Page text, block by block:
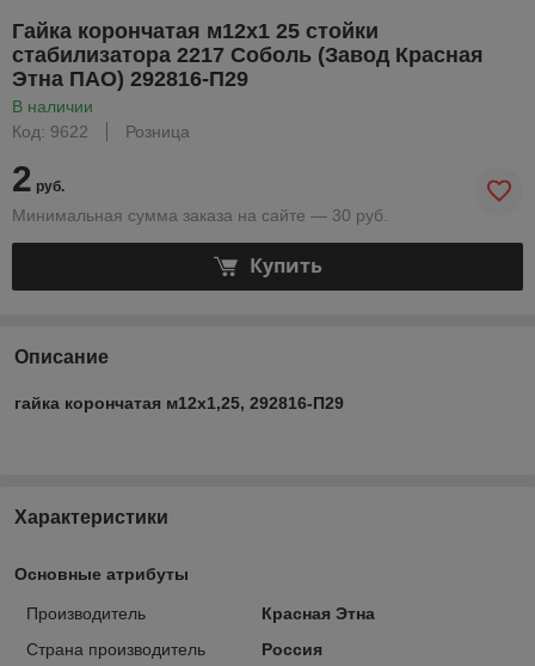
Гайка корончатая м12х1 25 стойки
стабилизатора 2217 Соболь (Завод Красная
Этна ПАО) 292816-П29
В наличии
Код: 9622
Розница
2 руб.
Минимальная сумма заказа на сайте — 30 руб.
Купить
Описание
гайка корончатая м12х1,25, 292816-П29
Характеристики
Основные атрибуты
Производитель
Красная Этна
Страна производитель
Россия